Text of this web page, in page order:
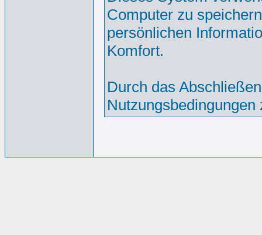
Computer zu
persönlichen
Komfort.
Durch das
Nutzungsbedingungen